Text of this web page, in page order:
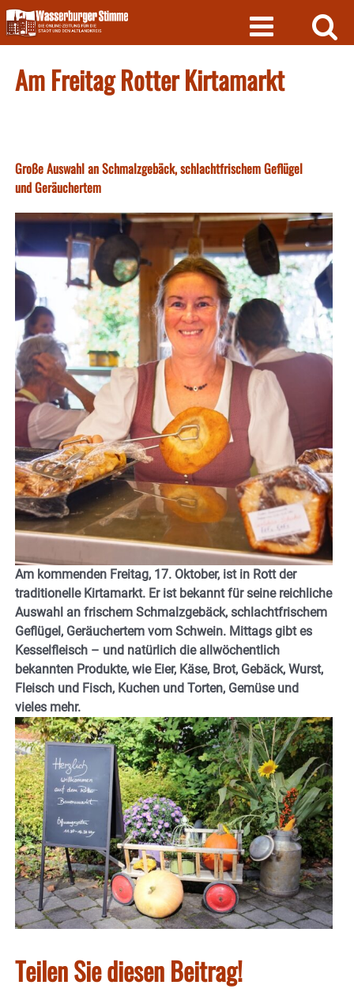
Skip
to
content
Am Freitag Rotter Kirtamarkt
Große Auswahl an Schmalzgebäck, schlachtfrischem Geflügel
und Geräuchertem
Am kommenden Freitag, 17. Oktober, ist in Rott der
traditionelle Kirtamarkt. Er ist bekannt für seine reichliche
Auswahl an frischem Schmalzgebäck, schlachtfrischem
Geflügel, Geräuchertem vom Schwein. Mittags gibt es
Kesselfleisch – und natürlich die allwöchentlich
bekannten Produkte, wie Eier, Käse, Brot, Gebäck, Wurst,
Fleisch und Fisch, Kuchen und Torten, Gemüse und
vieles mehr.
Teilen Sie diesen Beitrag!